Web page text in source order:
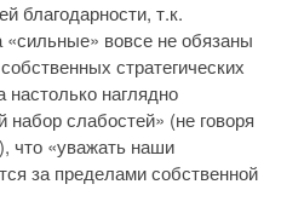
благодарности, т.к.
вовсе не обязаны
стратегических
наглядно
слабостей» (не говоря
что «уважать наши
за пределами собственной